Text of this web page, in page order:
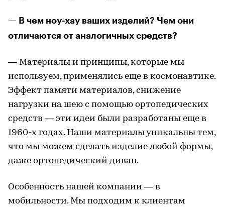
— В чем ноу-хау ваших изделий? Чем они
отличаются от аналогичных средств?
— Материалы и принципы, которые мы
используем, применялись еще в космонавтике.
Эффект памяти материалов, снижение
нагрузки на шею с помощью ортопедических
средств — эти идеи были разработаны еще в
1960-х годах. Наши материалы уникальны тем,
что мы можем сделать изделие любой формы,
даже ортопедический диван.
Особенность нашей компании — в
мобильности. Мы подходим к клиентам